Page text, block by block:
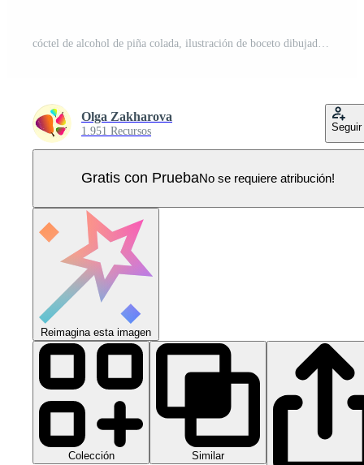
Olga Zakharova
1.951 Recursos Seguir
Gratis con PruebaNo se requiere atribución!
Reimagina esta imagen
Colección Similar